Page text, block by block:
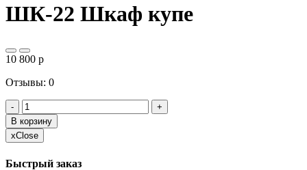
ШК-22 Шкаф купе
10 800 p
Отзывы: 0
-
+
В корзину
xClose
Быстрый заказ